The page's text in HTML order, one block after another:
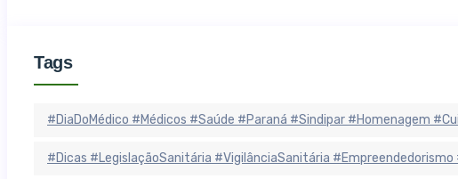
Tags
#DiaDoMédico #Médicos #Saúde #Paraná #Sindipar #Homenagem
#Dicas #LegislaçãoSanitária #VigilânciaSanitária